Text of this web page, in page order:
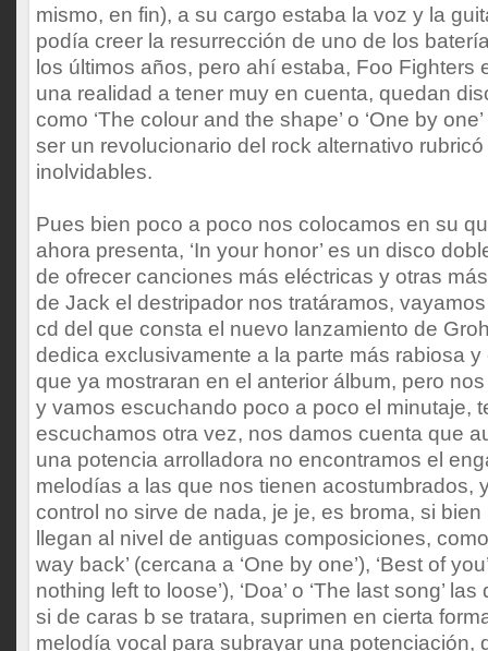
mismo, en fin), a su cargo estaba la voz y la
podía creer la resurrección de uno de los
los últimos años, pero ahí estaba, Foo Fighters
una realidad a tener muy en cuenta, quedan
como ‘The colour and the shape’ o ‘One by
ser un revolucionario del rock alternativo
inolvidables.
Pues bien poco a poco nos colocamos en su
ahora presenta, ‘In your honor’ es un disco
de ofrecer canciones más eléctricas y otras
de Jack el destripador nos tratáramos,
cd del que consta el nuevo lanzamiento de
dedica exclusivamente a la parte más rabiosa
que ya mostraran en el anterior álbum, pero
y vamos escuchando poco a poco el minutaje,
escuchamos otra vez, nos damos cuenta que
una potencia arrolladora no encontramos el
melodías a las que nos tienen acostumbrados,
control no sirve de nada, je je, es broma, si
llegan al nivel de antiguas composiciones,
way back’ (cercana a ‘One by one’), ‘Best of
nothing left to loose’), ‘Doa’ o ‘The last song’
si de caras b se tratara, suprimen en cierta
melodía vocal para subrayar una potenciación,